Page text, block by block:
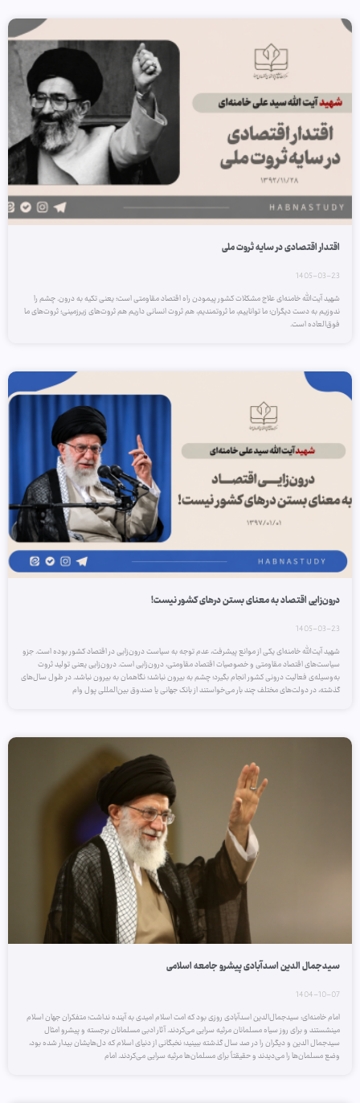
اقتدار اقتصادی در سایه ثروت ملی
1405-03-23
شهید آیت‌الله خامنه‌ای علاج مشكلات كشور پیمودن راه اقتصاد مقاومتی است؛ یعنی تكیه به درون. چشم را
ندوزیم به دست دیگران؛ ما تواناییم، ما ثروتمندیم، هم ثروت انسانی داریم هم ثروت‌های زیرزمینی؛ ثروت‌های ما
فوق‌العاده است.
درون‌زایی اقتصاد به معنای بستن درهای کشور نیست!
1405-03-23
شهید آیت‌الله خامنه‌ای یکی از موانع پیشرفت، عدم توجه به سیاست درون‌زایی در اقتصاد کشور بوده است. جزو
سیاست‌های اقتصاد مقاومتی و خصوصیات اقتصاد مقاومتی، درون‌زایی است. درون‌زایی یعنی تولید ثروت
به‌وسیله‌ی فعالیت درونی کشور انجام بگیرد؛ چشم به بیرون نباشد؛ نگاهمان به بیرون نباشد. در طول سال‌های
گذشته، در دولت‌های مختلف چند بار می‌خواستند از بانک جهانی یا صندوق بین‌المللی پول وام
سیدجمال الدین اسدآبادی پیشرو جامعه اسلامی
1404-10-07
امام خامنه‌ای: سیدجمال‌الدین اسدآبادی روزی بود که امت اسلام امیدی به آینده نداشت؛ متفکران جهان اسلام
می‏نشستند و برای روز سیاه مسلمانان مرثیه ‏سرایی می‌کردند. آثار ادبی مسلمانان برجسته و پیشرو امثال
سیدجمال ‏الدین و دیگران را در صد سال گذشته ببینید؛ نخبگانی از دنیای اسلام که دل‌هایشان بیدار شده بود،
وضع مسلمان‌ها را می‌دیدند و حقیقتاً برای مسلمان‌ها مرثیه‏ سرایی می‌کردند. امام